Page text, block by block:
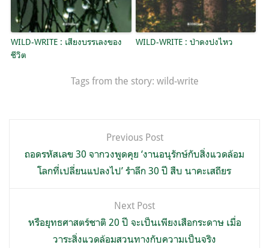
WILD-WRITE : เสียงบรรเลงของ
ชีวิต
WILD-WRITE : ป่าดงปงไหว
Tags from the story: wild-write
เรื่อง
Previous Post
ถอดรหัสเลข 30 จากวงพูดคุย ‘งานอนุรักษ์กับสิ่งแวดล้อม
โลกที่เปลี่ยนแปลงไป’ รำลึก 30 ปี สืบ นาคะเสถียร
Next Post
หรือยุทธศาสตร์ชาติ 20 ปี จะเป็นเพียงเสือกระดาษ เมื่อ
วาระสิ่งแวดล้อมสวนทางกับความเป็นจริง